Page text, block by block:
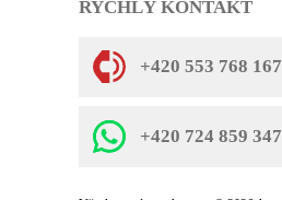
RYCHLÝ KONTAKT
+420 553 768 167
+420 724 859 347